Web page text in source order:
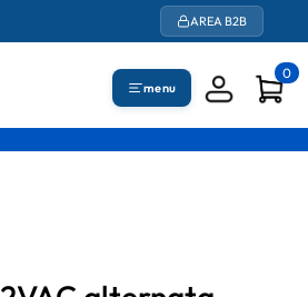
AREA B2B
menu
0